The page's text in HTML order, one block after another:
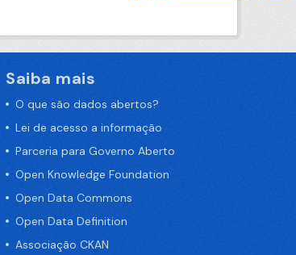
Saiba mais
O que são dados abertos?
Lei de acesso a informação
Parceria para Governo Aberto
Open Knowledge Foundation
Open Data Commons
Open Data Definition
Associação CKAN